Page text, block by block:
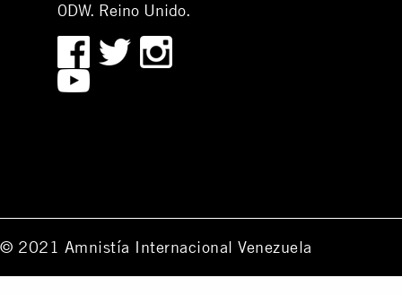
0DW. Reino Unido.
© 2021 Amnistía Internacional Venezuela